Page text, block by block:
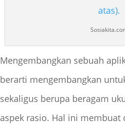
Mengembangkan sebuah
berarti mengembangkan
sekaligus berupa beragam
aspek rasio. Hal ini membuat